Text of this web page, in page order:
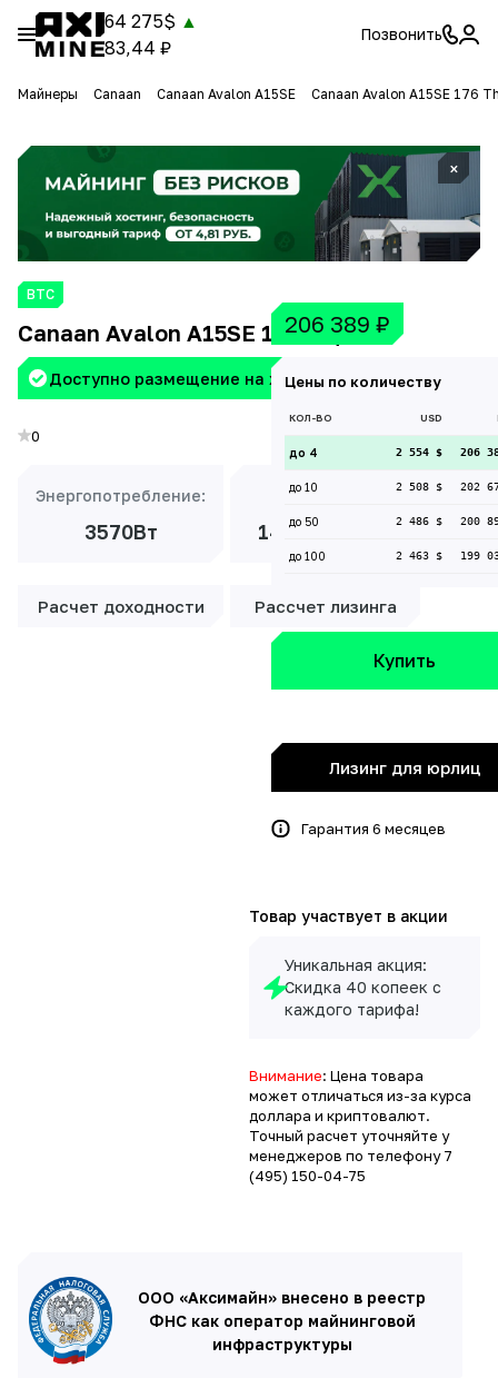
64 275$ ▲
83,44 ₽
Позвонить
Майнеры Canaan Canaan Avalon A15SE Canaan Avalon A15SE 176
×
BTC
Canaan Avalon A15SE 176 Th/s
Доступно размещение на хостинге Aximine
0
Энергопотребление:
3570Вт
Доходность:
14 809 ₽/мес
Расчет доходности Рассчет лизинга
206 389 ₽
Цены по количеству
КОЛ-ВО USD
до 4 2 554 $ 206
до 10 2 508 $ 202
до 50 2 486 $ 200
до 100 2 463 $ 199
Купить
Лизинг для юрлиц
Гарантия 6 месяцев
Товар участвует в акции
Уникальная акция:
Скидка 40 копеек с
каждого тарифа!
Внимание: Цена товара
может отличаться из-за курса
доллара и криптовалют.
Точный расчет уточняйте у
менеджеров по телефону7
(495) 150-04-75
ООО «Аксимайн» внесено в реестр
ФНС как оператор майнинговой
инфраструктуры